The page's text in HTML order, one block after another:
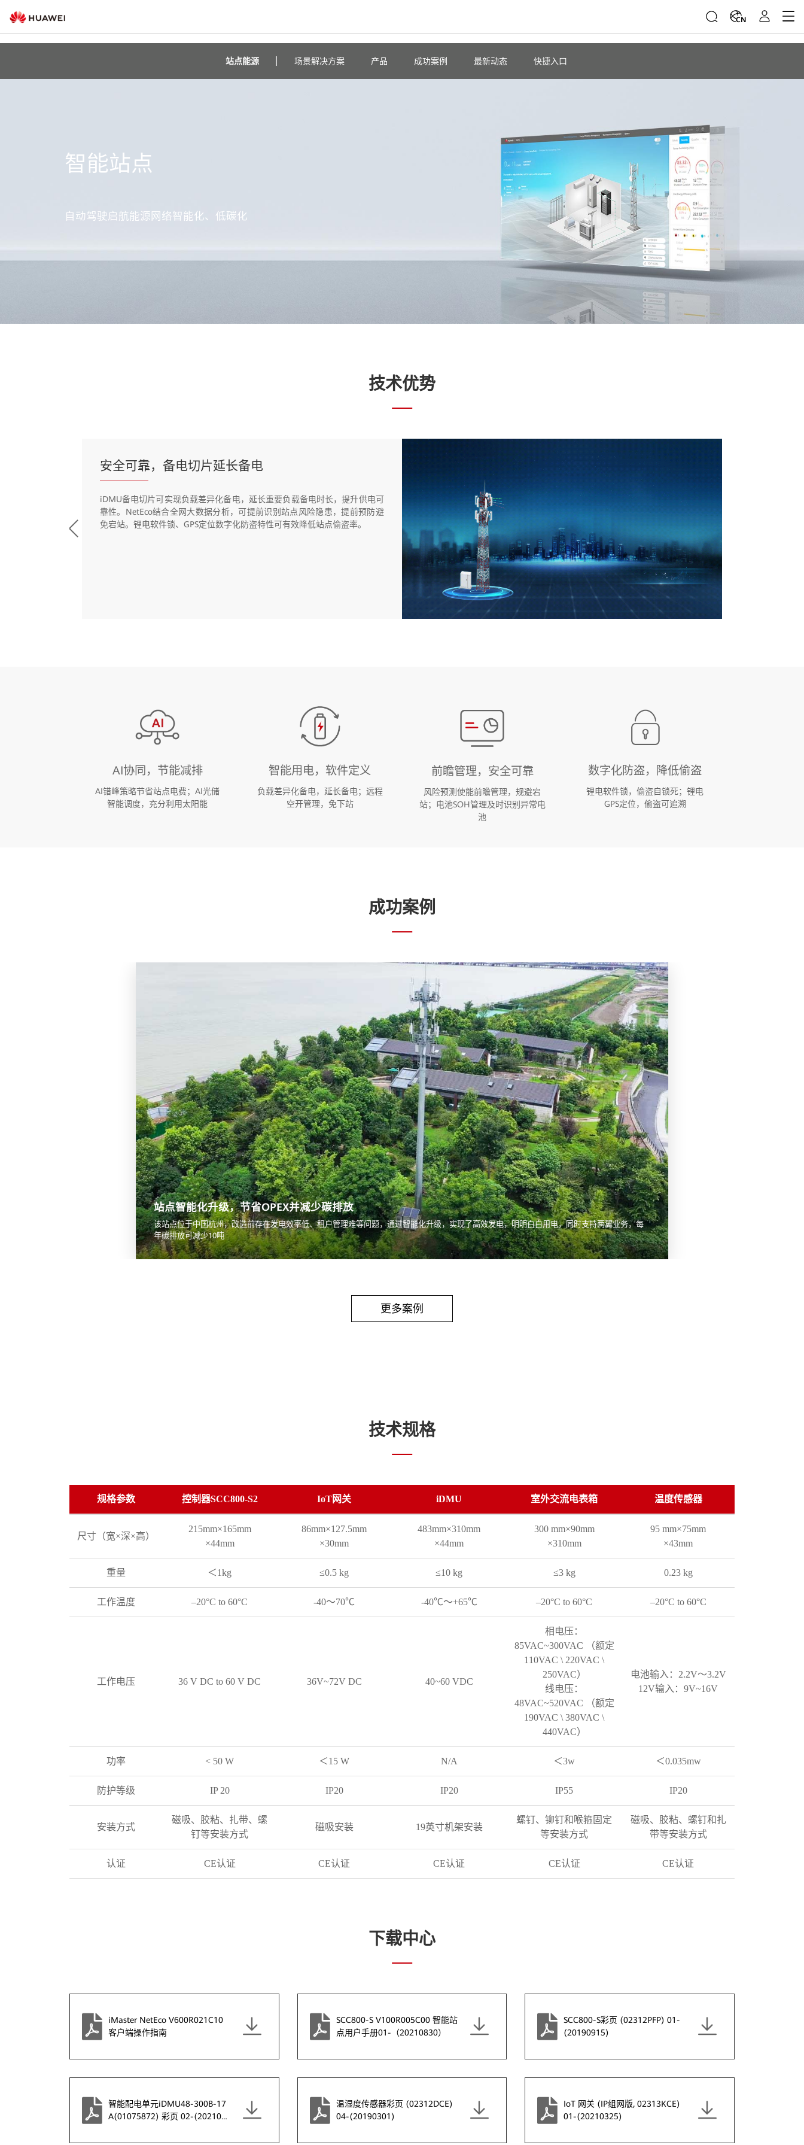
CN
站点能源 场景解决方案 产品 成功案例 最新动态 快捷入口
智能站点
自动驾驶启航能源网络智能化、低碳化
技术优势
安全可靠，备电切片延长备电
iDMU备电切片可实现负载差异化备电，延长重要负载备电时长，提升供电可
靠性。NetEco结合全网大数据分析，可提前识别站点风险隐患，提前预防避
免宕站。锂电软件锁、GPS定位数字化防盗特性可有效降低站点偷盗率。
AI协同，节能减排
AI错峰策略节省站点电费；AI光储
智能调度，充分利用太阳能
智能用电，软件定义
负载差异化备电，延长备电；远程
空开管理，免下站
前瞻管理，安全可靠
风险预测使能前瞻管理，规避宕
站；电池SOH管理及时识别异常电
池
数字化防盗，降低偷盗
锂电软件锁，偷盗自锁死；锂电
GPS定位，偷盗可追溯
成功案例
站点智能化升级，节省OPEX并减少碳排放
该站点位于中国杭州，改造前存在发电效率低、租户管理难等问题，通过智能化升级，实现了高效发电，明明白白用电，同时支持两翼业务，每
年碳排放可减少10吨
更多案例
技术规格
规格参数 控制器SCC800-S2 IoT网关 iDMU 室外交流电表箱 温度传感器
尺寸（宽×深×高）
215mm×165mm
×44mm
86mm×127.5mm
×30mm
483mm×310mm
×44mm
300 mm×90mm
×310mm
95 mm×75mm
×43mm
重量 ＜1kg ≤0.5 kg ≤10 kg ≤3 kg 0.23 kg
工作温度 –20°C to 60°C -40～70℃ -40℃～+65℃ –20°C to 60°C –20°C to 60°C
工作电压 36 V DC to 60 V DC 36V~72V DC 40~60 VDC
相电压：
85VAC~300VAC
（额定
110VAC \ 220VAC \
250VAC）
线电压：
48VAC~520VAC
（额定
190VAC \ 380VAC \
440VAC）
电池输入：2.2V～3.2V
12V输入：9V~16V
功率 < 50 W ＜15 W N/A ＜3w ＜0.035mw
防护等级 IP 20 IP20 IP20 IP55 IP20
安装方式
磁吸、胶粘、扎带、螺
钉等安装方式
磁吸安装 19英寸机架安装
螺钉、铆钉和喉箍固定
等安装方式
磁吸、胶粘、螺钉和扎
带等安装方式
认证 CE认证 CE认证 CE认证 CE认证 CE认证
下载中心
iMaster NetEco V600R021C10
客户端操作指南
SCC800-S V100R005C00 智能站
点用户手册01-（20210830）
SCC800-S彩页 (02312PFP) 01-
(20190915)
智能配电单元iDMU48-300B-17
A(01075872) 彩页 02-(202105
温湿度传感器彩页 (02312DCE)
04-(20190301)
IoT 网关 (IP组网版, 02313KCE)
01-(20210325)